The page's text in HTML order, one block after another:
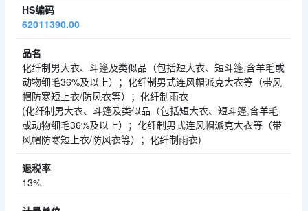
62011390.00
化纤制男大衣、斗篷及类似品（包括短大衣、短斗篷,含羊毛或
动物细毛36%及以上）；化纤制男式连风帽派克大衣等（带风
帽防寒短上衣/防风衣等）；化纤制雨衣
(化纤制男大衣、斗篷及类似品（包括短大衣、短斗篷,含羊毛
或动物细毛36%及以上）；化纤制男式连风帽派克大衣等（带
风帽防寒短上衣/防风衣等）；化纤制雨衣)
13%